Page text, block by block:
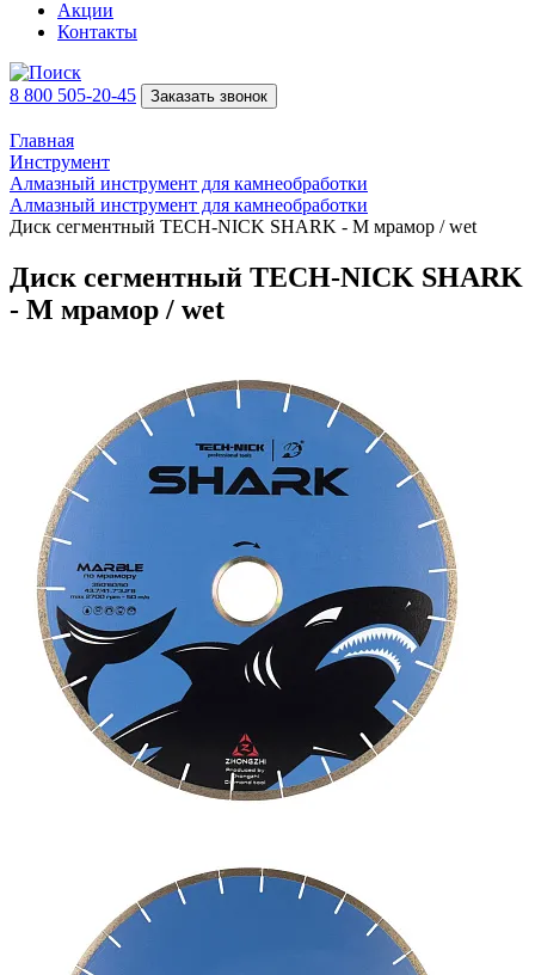
Акции
Контакты
8 800 505-20-45 Заказать звонок
Главная
Инструмент
Алмазный инструмент для камнеобработки
Алмазный инструмент для камнеобработки
Диск сегментный TECH-NICK SHARK - M мрамор / wet
Диск сегментный TECH-NICK SHARK
- M мрамор / wet